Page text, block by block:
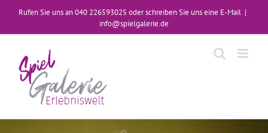
springen
Rufen Sie uns an 040 226593025 oder schreiben Sie uns eine E-Mail |
info@spielgalerie.de